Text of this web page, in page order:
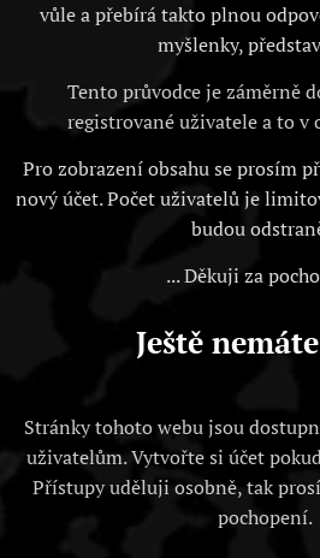
vůle a přebírá takto plnou
myšlenky,
Tento průvodce je záměrně
registrované uživatele a to v
Pro zobrazení obsahu se prosím
nový účet. Počet uživatelů je
budou
... Děkuji za
Ještě
Stránky tohoto webu jsou
uživatelům. Vytvořte si účet
Přístupy uděluji osobně, tak
pochopení.